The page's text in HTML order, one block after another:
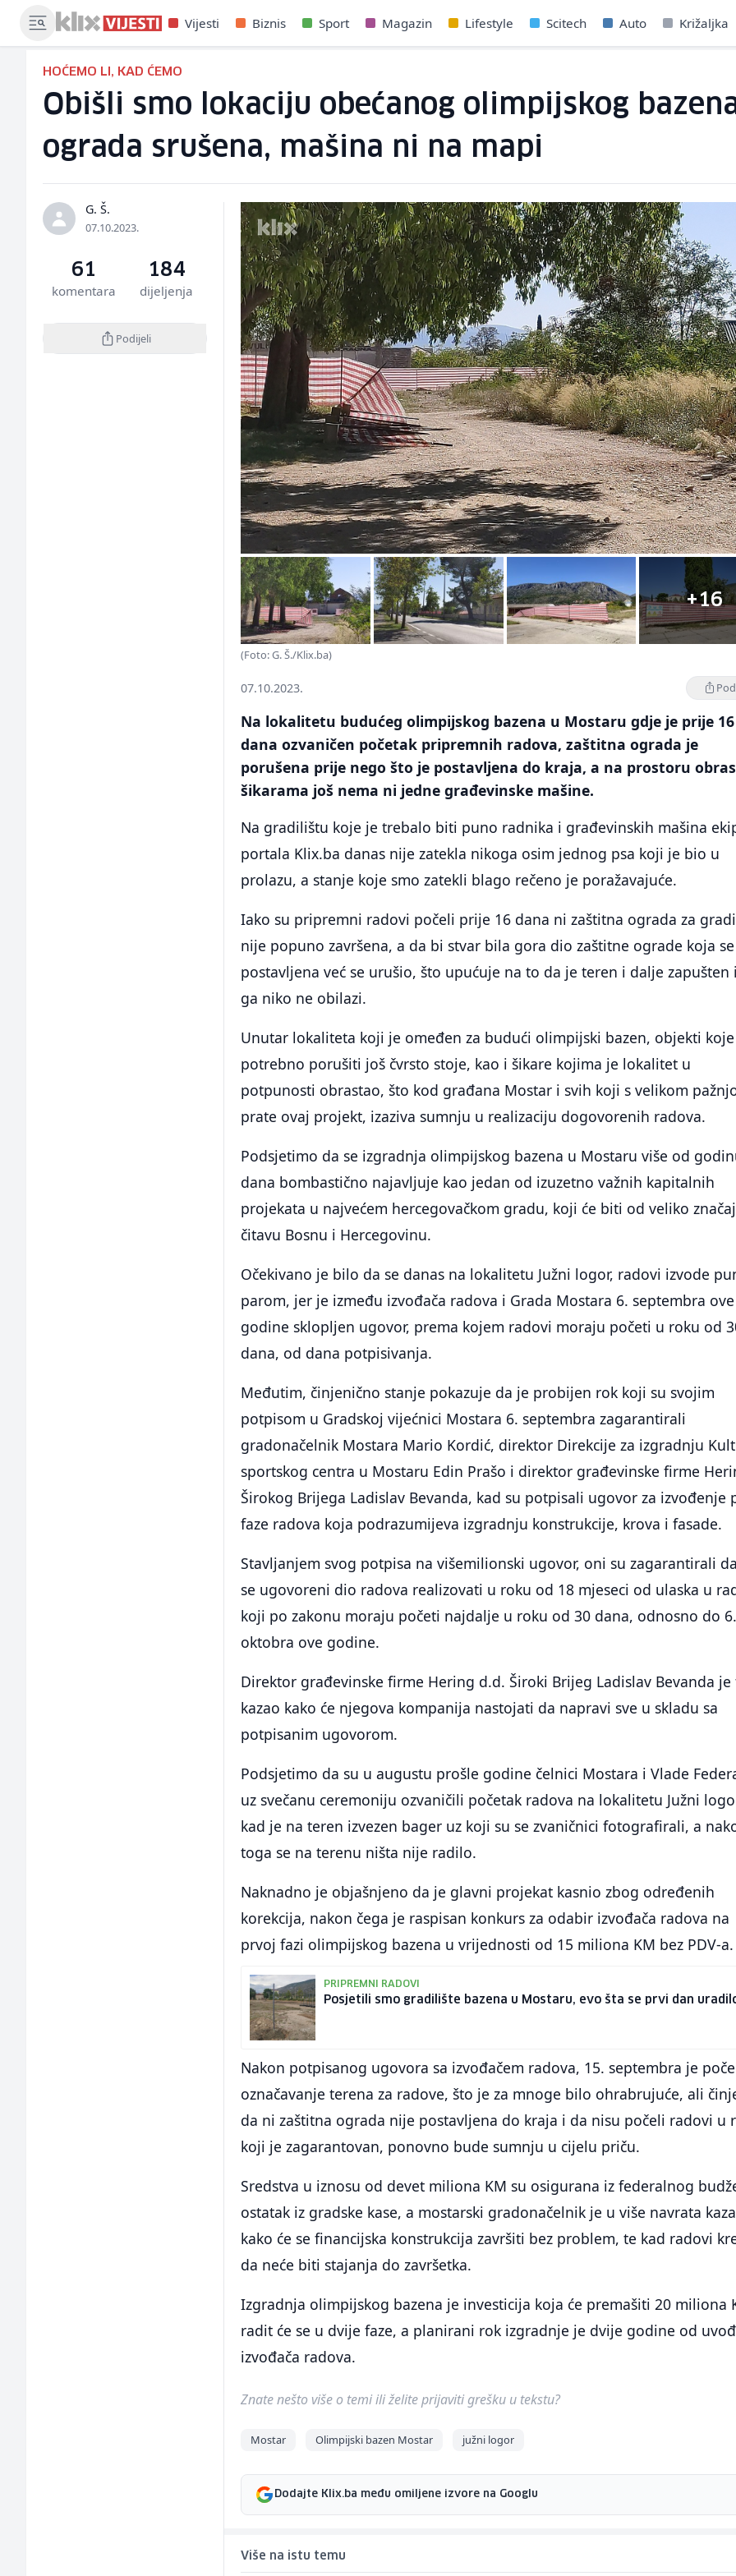
Vijesti Biznis Sport Magazin Lifestyle Scitech Auto Križaljka
HOĆEMO LI, KAD ĆEMO
Obišli smo lokaciju obećanog olimpijskog
ograda srušena, mašina ni na mapi
G. Š.
07.10.2023.
61
komentara
184
dijeljenja
Podijeli
+16
(Foto: G. Š./Klix.ba)
07.10.2023.
Na lokalitetu budućeg olimpijskog bazena u Mostaru gdje je prije 16
dana ozvaničen početak pripremnih radova, zaštitna ograda je
porušena prije nego što je postavljena do kraja, a na prostoru
šikarama još nema ni jedne građevinske mašine.
Na gradilištu koje je trebalo biti puno radnika i građevinskih mašina
portala Klix.ba danas nije zatekla nikoga osim jednog psa koji je bio u
prolazu, a stanje koje smo zatekli blago rečeno je poražavajuće.
Iako su pripremni radovi počeli prije 16 dana ni zaštitna ograda za
nije popuno završena, a da bi stvar bila gora dio zaštitne ograde koja se
postavljena već se urušio, što upućuje na to da je teren i dalje zapušten
ga niko ne obilazi.
Unutar lokaliteta koji je omeđen za budući olimpijski bazen, objekti
potrebno porušiti još čvrsto stoje, kao i šikare kojima je lokalitet u
potpunosti obrastao, što kod građana Mostar i svih koji s velikom
prate ovaj projekt, izaziva sumnju u realizaciju dogovorenih radova.
Podsjetimo da se izgradnja olimpijskog bazena u Mostaru više od
dana bombastično najavljuje kao jedan od izuzetno važnih kapitalnih
projekata u najvećem hercegovačkom gradu, koji će biti od veliko
čitavu Bosnu i Hercegovinu.
Očekivano je bilo da se danas na lokalitetu Južni logor, radovi izvode
parom, jer je između izvođača radova i Grada Mostara 6. septembra ove
godine sklopljen ugovor, prema kojem radovi moraju početi u roku od
dana, od dana potpisivanja.
Međutim, činjenično stanje pokazuje da je probijen rok koji su svojim
potpisom u Gradskoj vijećnici Mostara 6. septembra zagarantirali
gradonačelnik Mostara Mario Kordić, direktor Direkcije za izgradnju
sportskog centra u Mostaru Edin Prašo i direktor građevinske firme
Širokog Brijega Ladislav Bevanda, kad su potpisali ugovor za izvođenje
faze radova koja podrazumijeva izgradnju konstrukcije, krova i fasade.
Stavljanjem svog potpisa na višemilionski ugovor, oni su zagarantirali
se ugovoreni dio radova realizovati u roku od 18 mjeseci od ulaska u
koji po zakonu moraju početi najdalje u roku od 30 dana, odnosno do 6.
oktobra ove godine.
Direktor građevinske firme Hering d.d. Široki Brijeg Ladislav Bevanda je
kazao kako će njegova kompanija nastojati da napravi sve u skladu sa
potpisanim ugovorom.
Podsjetimo da su u augustu prošle godine čelnici Mostara i Vlade
uz svečanu ceremoniju ozvaničili početak radova na lokalitetu Južni
kad je na teren izvezen bager uz koji su se zvaničnici fotografirali, a
toga se na terenu ništa nije radilo.
Naknadno je objašnjeno da je glavni projekat kasnio zbog određenih
korekcija, nakon čega je raspisan konkurs za odabir izvođača radova na
prvoj fazi olimpijskog bazena u vrijednosti od 15 miliona KM bez PDV-a.
PRIPREMNI RADOVI
Posjetili smo gradilište bazena u Mostaru, evo šta se prvi dan
Nakon potpisanog ugovora sa izvođačem radova, 15. septembra je
označavanje terena za radove, što je za mnoge bilo ohrabrujuće, ali
da ni zaštitna ograda nije postavljena do kraja i da nisu počeli radovi u
koji je zagarantovan, ponovno bude sumnju u cijelu priču.
Sredstva u iznosu od devet miliona KM su osigurana iz federalnog
ostatak iz gradske kase, a mostarski gradonačelnik je u više navrata
kako će se financijska konstrukcija završiti bez problem, te kad radovi
da neće biti stajanja do završetka.
Izgradnja olimpijskog bazena je investicija koja će premašiti 20 miliona
radit će se u dvije faze, a planirani rok izgradnje je dvije godine od
izvođača radova.
Znate nešto više o temi ili želite prijaviti grešku u tekstu?
Mostar Olimpijski bazen Mostar južni logor
Dodajte Klix.ba među omiljene izvore na Googlu
Više na istu temu